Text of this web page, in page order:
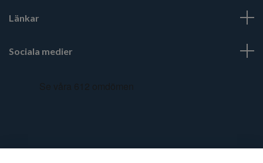
Länkar
Sociala medier